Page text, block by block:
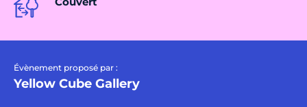
Évènement proposé par :
Yellow Cube Gallery